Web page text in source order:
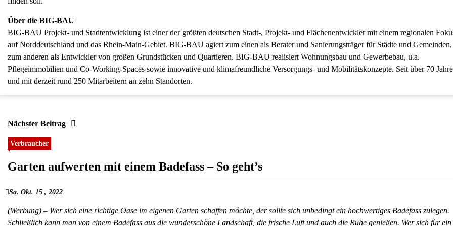
Über die BIG-BAU
BIG-BAU Projekt- und Stadtentwicklung ist einer der größten deutschen Stadt-, Projekt- und Flächenentwickler mit einem regionalen
auf Norddeutschland und das Rhein-Main-Gebiet. BIG-BAU agiert zum einen als Berater und Sanierungsträger für Städte und Gemeinden,
zum anderen als Entwickler von großen Grundstücken und Quartieren. BIG-BAU realisiert Wohnungsbau und Gewerbebau, u.a.
Pflegeimmobilien und Co-Working-Spaces sowie innovative und klimafreundliche Versorgungs- und Mobilitätskonzepte. Seit über 70
und mit derzeit rund 250 Mitarbeitern an zehn Standorten.
Nächster Beitrag
Verbraucher
Garten aufwerten mit einem Badefass – So geht’s
Sa. Okt. 15 , 2022
(Werbung) – Wer sich eine richtige Oase im eigenen Garten schaffen möchte, der sollte sich unbedingt ein hochwertiges Badefass zulegen.
Schließlich kann man von einem Badefass aus die wunderschöne Landschaft, die frische Luft und auch die Ruhe genießen. Wer sich für ein